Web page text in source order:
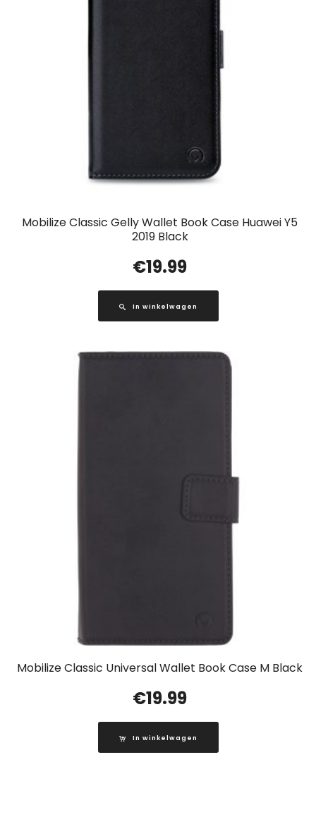
Mobilize Classic Gelly Wallet Book Case Huawei Y5
2019 Black
€19.99
In winkelwagen
Mobilize Classic Universal Wallet Book Case M Black
€19.99
In winkelwagen